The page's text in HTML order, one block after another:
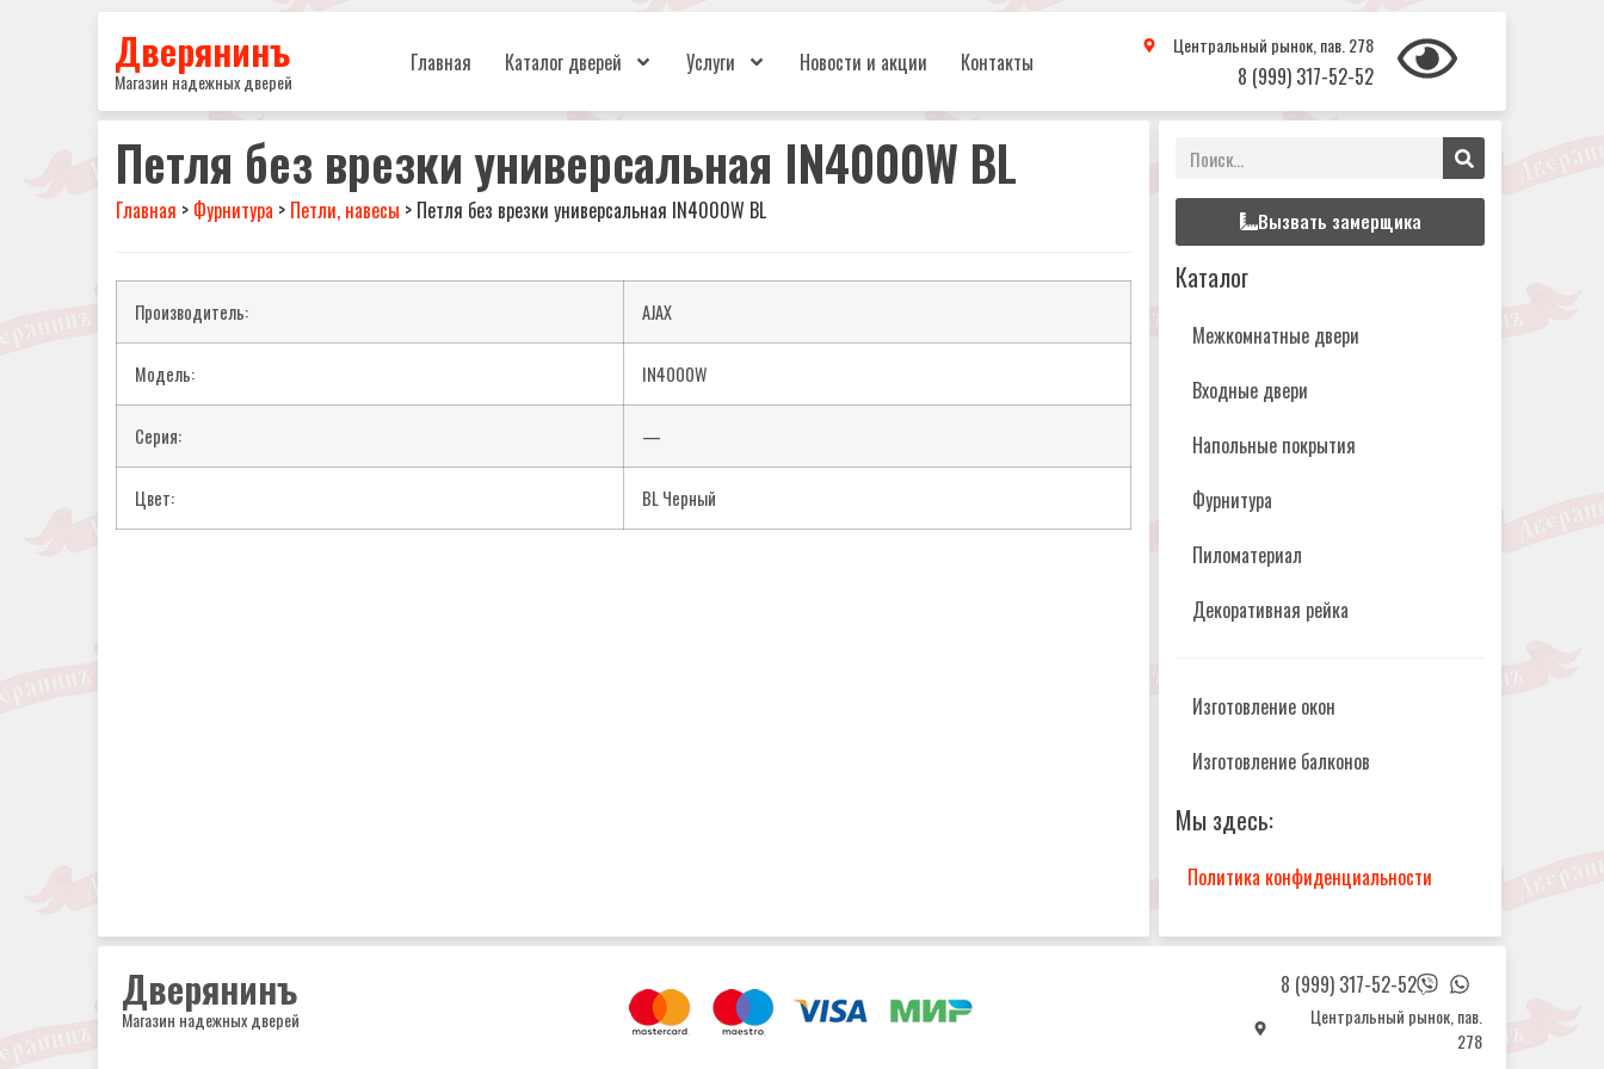
Дверянинъ
Магазин надежных дверей
Главная Каталог дверей Услуги Новости и акции Контакты
Центральный рынок, пав. 278
8 (999) 317-52-52
Петля без врезки универсальная IN4000W BL
Главная > Фурнитура > Петли, навесы > Петля без врезки универсальная IN4000W BL
Производитель: AJAX
Модель: IN4000W
Серия: —
Цвет: BL Черный
Вызвать замерщика
Каталог
Межкомнатные двери
Входные двери
Напольные покрытия
Фурнитура
Пиломатериал
Декоративная рейка
Изготовление окон
Изготовление балконов
Мы здесь:
Политика конфиденциальности
Дверянинъ
Магазин надежных дверей
8 (999) 317-52-52
Центральный рынок, пав.
278